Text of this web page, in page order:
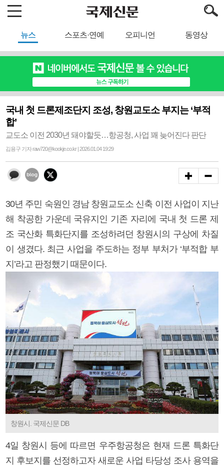
뉴스 스포츠·연예 오피니언 동영상
국내 첫 드론제조단지 조성, 창원교도소 부지는 ‘부적
합’
교도소 이전 2030년 돼야할듯…항공청, 사업 꽤 늦어진다 판단
김용구 기자 raw720@kookje.co.kr | 2026.01.04 19:29
30년 주민 숙원인 경남 창원교도소 신축 이전 사업이 지난
해 착공한 가운데 국유지인 기존 자리에 국내 첫 드론 제
조 국산화 특화단지를 조성하려던 창원시의 구상에 차질
이 생겼다. 최근 사업을 주도하는 정부 부처가 ‘부적합 부
지’라고 판정했기 때문이다.
창원시. 국제신문 DB
4일 창원시 등에 따르면 우주항공청은 현재 드론 특화단
지 후보지를 선정하고자 새로운 사업 타당성 조사 용역을